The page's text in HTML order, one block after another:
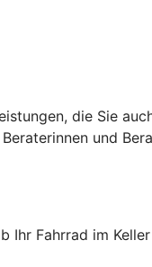
die Sie
und
Ihr Fahrrad im